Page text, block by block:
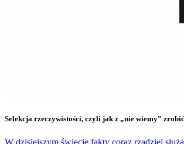
Selekcja rzeczywistości, czyli jak z „nie wiemy”
W dzisiejszym świecie fakty coraz rzadziej